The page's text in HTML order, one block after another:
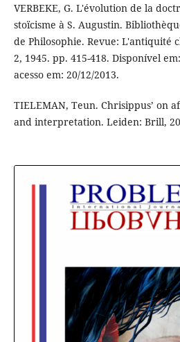
VERBEKE, G. L'évolution de la
stoïcisme à S. Augustin.
de Philosophie. Revue: L'antiquité
2, 1945. pp. 415-418. Disponível
acesso em: 20/12/2013.
TIELEMAN, Teun. Chrisippus’ on
and interpretation. Leiden: Brill,